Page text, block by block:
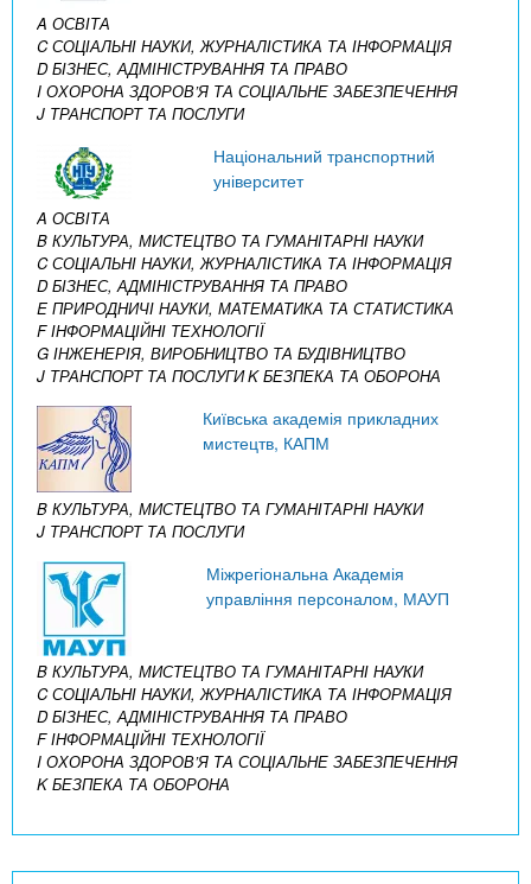
A ОСВІТА
C СОЦІАЛЬНІ НАУКИ, ЖУРНАЛІСТИКА ТА ІНФОРМАЦІЯ
D БІЗНЕС, АДМІНІСТРУВАННЯ ТА ПРАВО
I ОХОРОНА ЗДОРОВ’Я ТА СОЦІАЛЬНЕ ЗАБЕЗПЕЧЕННЯ
J ТРАНСПОРТ ТА ПОСЛУГИ
Національний транспортний
університет
A ОСВІТА
B КУЛЬТУРА, МИСТЕЦТВО ТА ГУМАНІТАРНІ НАУКИ
C СОЦІАЛЬНІ НАУКИ, ЖУРНАЛІСТИКА ТА ІНФОРМАЦІЯ
D БІЗНЕС, АДМІНІСТРУВАННЯ ТА ПРАВО
E ПРИРОДНИЧІ НАУКИ, МАТЕМАТИКА ТА СТАТИСТИКА
F ІНФОРМАЦІЙНІ ТЕХНОЛОГІЇ
G ІНЖЕНЕРІЯ, ВИРОБНИЦТВО ТА БУДІВНИЦТВО
J ТРАНСПОРТ ТА ПОСЛУГИK БЕЗПЕКА ТА ОБОРОНА
Київська академія прикладних
мистецтв, КАПМ
B КУЛЬТУРА, МИСТЕЦТВО ТА ГУМАНІТАРНІ НАУКИ
J ТРАНСПОРТ ТА ПОСЛУГИ
Міжрегіональна Академія
управління персоналом, МАУП
B КУЛЬТУРА, МИСТЕЦТВО ТА ГУМАНІТАРНІ НАУКИ
C СОЦІАЛЬНІ НАУКИ, ЖУРНАЛІСТИКА ТА ІНФОРМАЦІЯ
D БІЗНЕС, АДМІНІСТРУВАННЯ ТА ПРАВО
F ІНФОРМАЦІЙНІ ТЕХНОЛОГІЇ
I ОХОРОНА ЗДОРОВ’Я ТА СОЦІАЛЬНЕ ЗАБЕЗПЕЧЕННЯ
K БЕЗПЕКА ТА ОБОРОНА